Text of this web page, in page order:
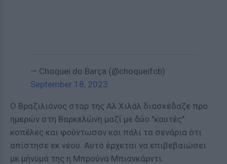
— Choquei do Barça (@choqueifcb)
September 18, 2023
Ο Βραζιλιάνος σταρ της Αλ Χιλάλ διασκέδαζε προ
ημερών στη Βαρκελώνη μαζί με δύο "καυτές"
κοπέλες και φούντωσαν και πάλι τα σενάρια ότι
απίστησε εκ νέου. Αυτό έρχεται να επιβεβαιώσει
με μήνυμά της η Μπρούνα Μπιανκάρντι.